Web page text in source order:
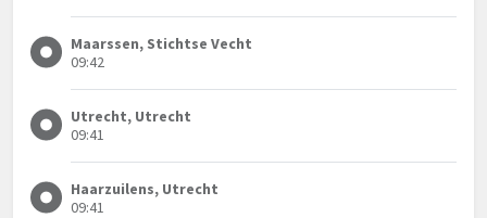
Maarssen, Stichtse Vecht
09:42
Utrecht, Utrecht
09:41
Haarzuilens, Utrecht
09:41